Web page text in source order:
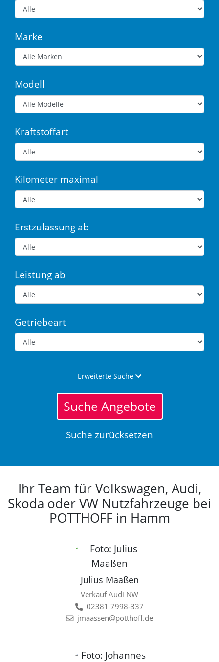
Marke
Modell
Kraftstoffart
Kilometer maximal
Erstzulassung ab
Leistung ab
Getriebeart
Erweiterte Suche
Suche Angebote
Suche zurücksetzen
Ihr Team für Volkswagen, Audi,
Skoda oder VW Nutzfahrzeuge bei
POTTHOFF in Hamm
Julius Maaßen
Verkauf Audi NW
02381 7998-337
jmaassen@potthoff.de